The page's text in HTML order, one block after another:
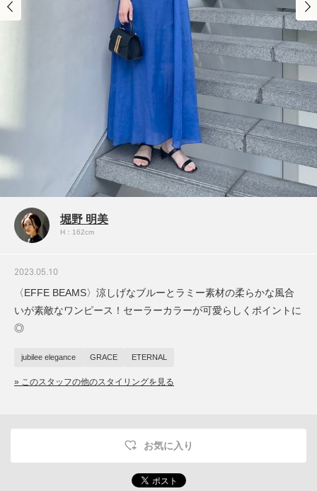
堀野 明美
H：162cm
2023.05.10
〈EFFE BEAMS〉涼しげなブルーとラミー素材の柔らかな風合
いが素敵なワンピース！セーラーカラーが可愛らしくポイントに
◎
jubilee elegance GRACE ETERNAL
» このスタッフの他のスタイリングを見る
お気に入り